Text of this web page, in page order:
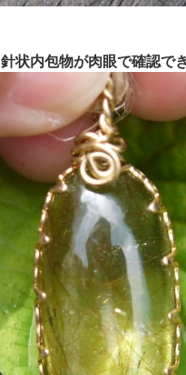
針状内包物が肉眼で確認で